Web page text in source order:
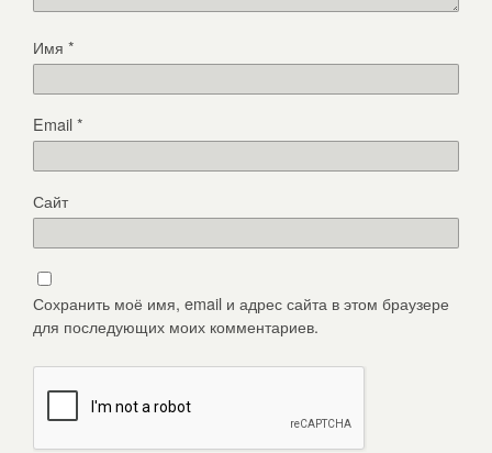
Имя *
Email*
Сайт
Сохранить моё имя, email и адрес сайта в этом браузере
для последующих моих комментариев.